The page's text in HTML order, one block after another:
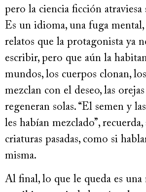
pero la ciencia ficción atraviesa
Es un idioma, una fuga
relatos que la protagonista ya
escribir, pero que aún la
mundos, los cuerpos clonan,
mezclan con el deseo, las orejas
regeneran solas. “El semen y
les habían mezclado”, recuerda,
criaturas pasadas, como si
misma.
Al final, lo que le queda es una